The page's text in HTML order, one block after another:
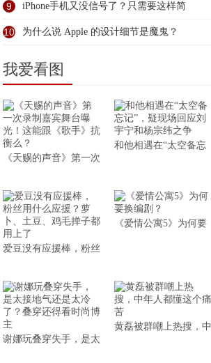
9 iPhone手机又没信号了？只需要这样简
10 为什么说 Apple 的设计细节是魔鬼？
我爱看图
《天赐的声音》第一次
和他相遇在“太空备忘
爱豆没有应援棒，粉丝
《爱情公寓5》为何要
谢娜玩叠穿失手，是太
黄磊被群嘲上热搜，中